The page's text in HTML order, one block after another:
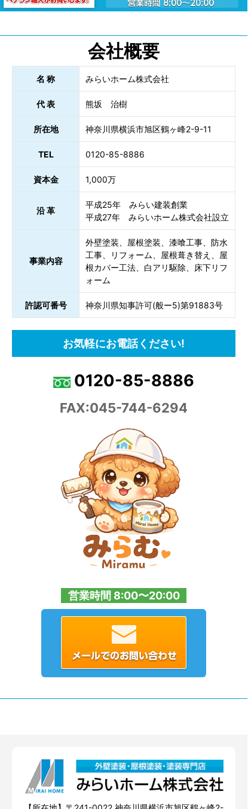
会社概要
名 称 みらいホーム株式会社
代 表 熊坂 治樹
所在地 神奈川県横浜市旭区鶴ヶ峰2-9-11
TEL 0120-85-8886
資本金 1,000万
沿 革
平成25年 みらい建装創業
平成27年 みらいホーム株式会社設立
事業内容
外壁塗装、屋根塗装、漆喰工事、防水
工事、リフォーム、屋根葺き替え、屋
根カバー工法、白アリ駆除、床下リフ
ォーム
許認可番号 神奈川県知事許可(般ー5)第91883号
お気軽にお電話ください!
0120-85-8886
FAX:045-744-6294
営業時間 8:00〜20:00